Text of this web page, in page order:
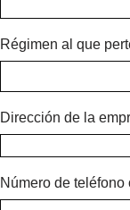
Régimen al que
Dirección de la
Número de